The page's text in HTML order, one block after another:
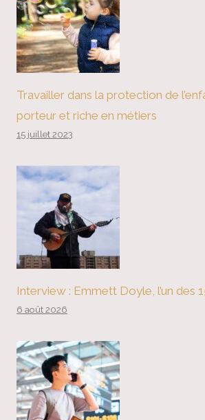
Travailler dans la protection de
porteur et riche en métiers
15 juillet 2023
Interview : Emmett Doyle, l’un des
6 août 2026